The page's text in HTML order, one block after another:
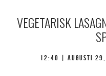
VEGETARISK
12:40 | augusti 29,